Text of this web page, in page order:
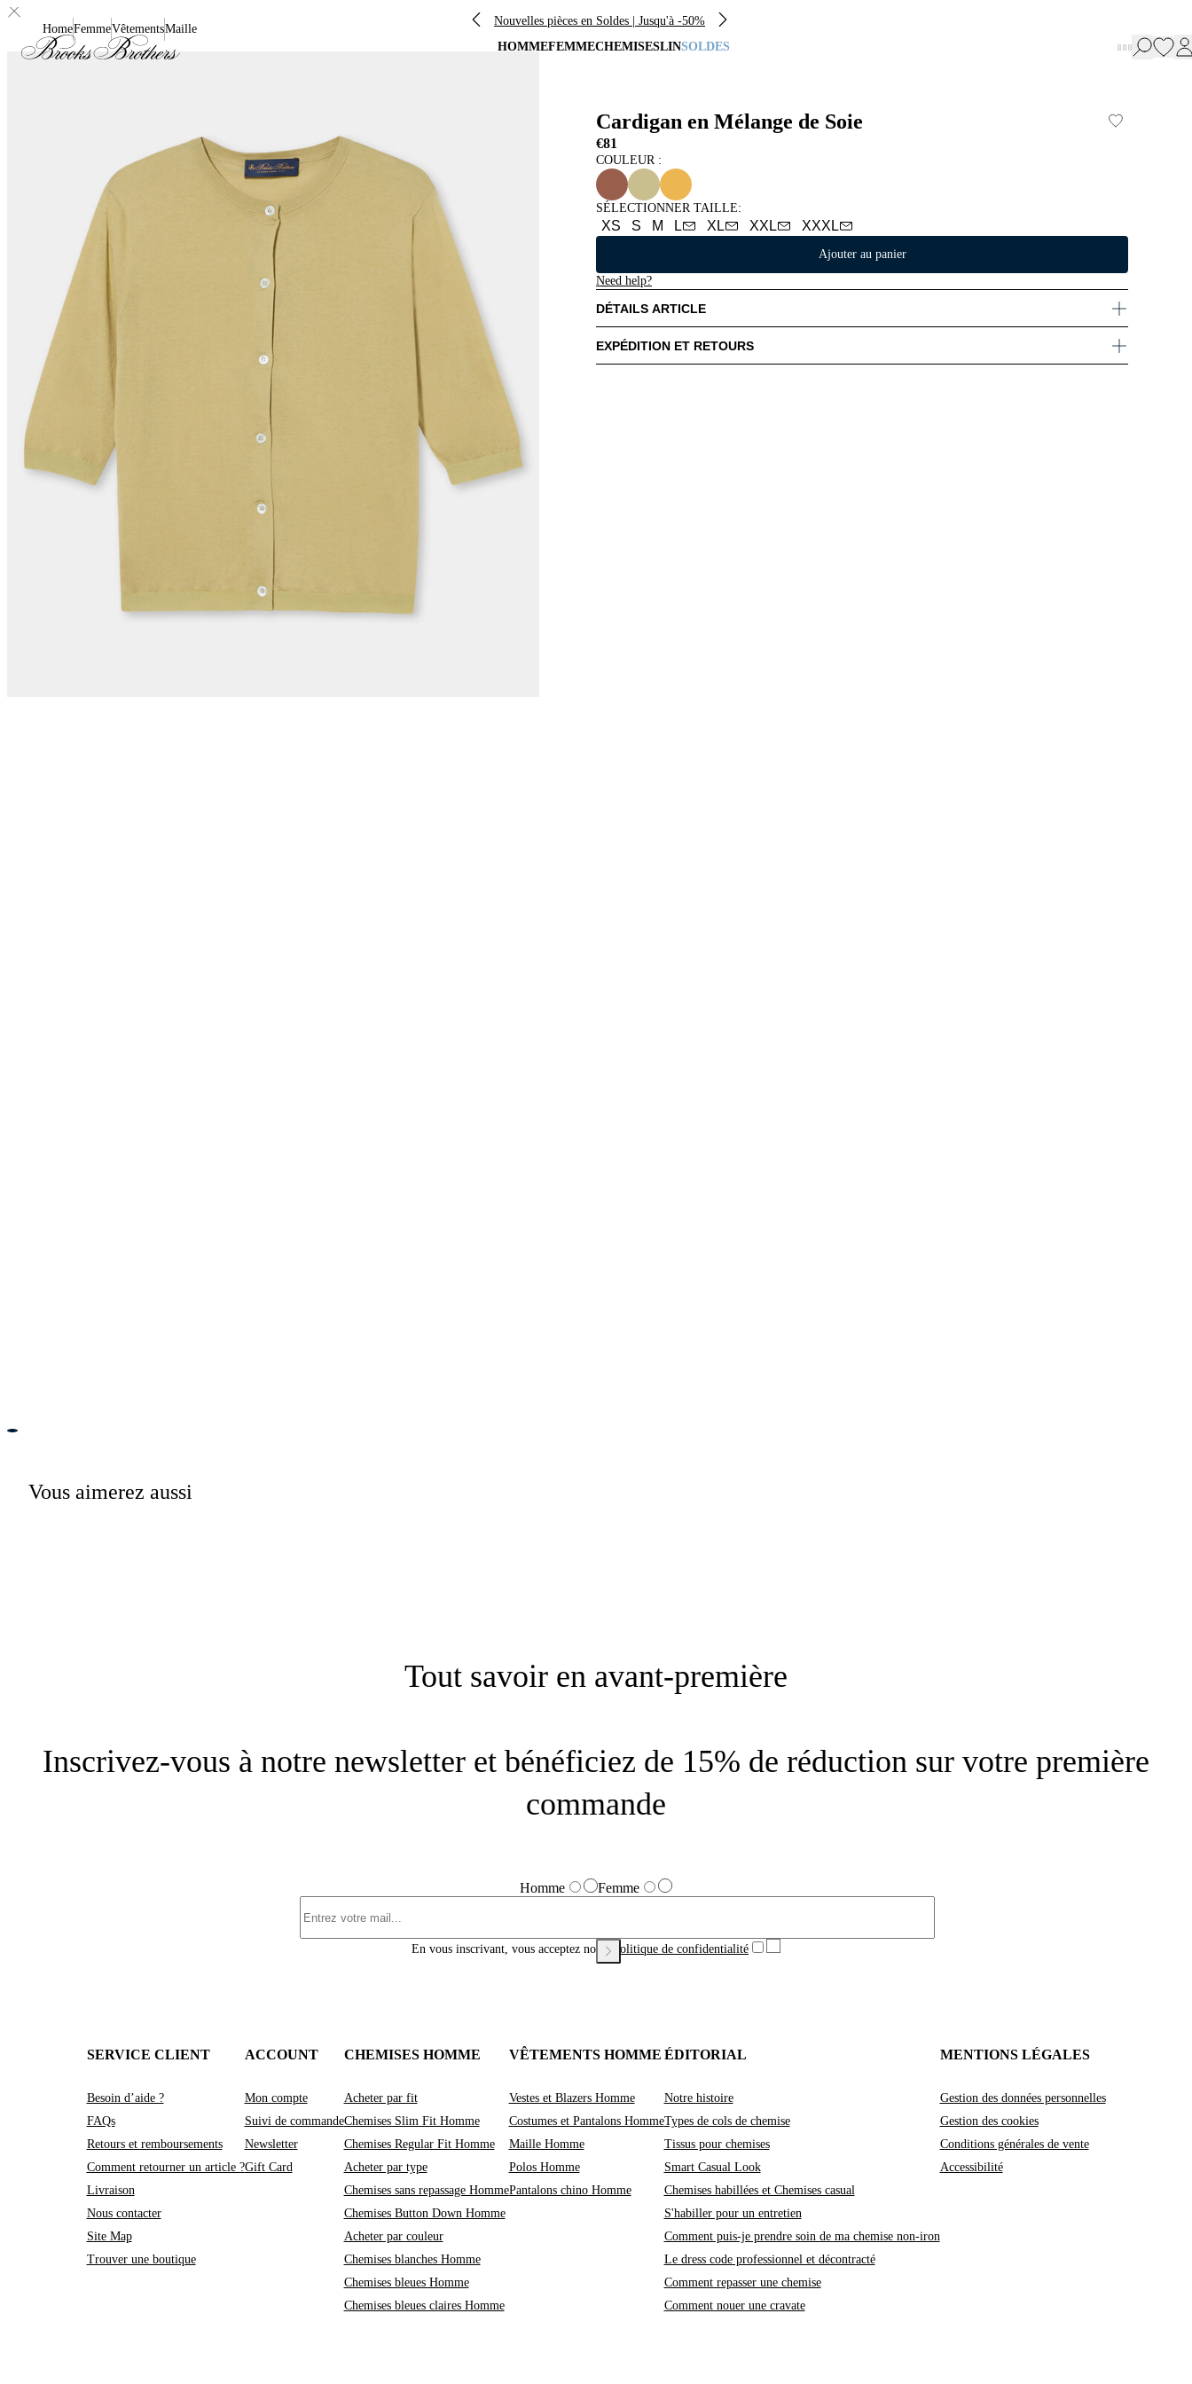
Nouvelles pièces en Soldes | Jusqu'à -50%
HOMMEFEMMECHEMISESLINSOLDES
HomeFemmeVêtementsMaille
Cardigan en Mélange de Soie
€81
COULEUR :
SÉLECTIONNER TAILLE:
XS S M L XL XXL XXXL
Ajouter au panier
Need help?
DÉTAILS ARTICLE
EXPÉDITION ET RETOURS
Vous aimerez aussi
Tout savoir en avant-première
Inscrivez-vous à notre newsletter et bénéficiez de 15% de réduction sur votre première
commande
Homme Femme
En vous inscrivant, vous acceptez notre Politique de confidentialité
SERVICE CLIENT
Besoin d’aide ?
FAQs
Retours et remboursements
Comment retourner un article ?
Livraison
Nous contacter
Site Map
Trouver une boutique
ACCOUNT
Mon compte
Suivi de commande
Newsletter
Gift Card
CHEMISES HOMME
Acheter par fit
Chemises Slim Fit Homme
Chemises Regular Fit Homme
Acheter par type
Chemises sans repassage Homme
Chemises Button Down Homme
Acheter par couleur
Chemises blanches Homme
Chemises bleues Homme
Chemises bleues claires Homme
VÊTEMENTS HOMME
Vestes et Blazers Homme
Costumes et Pantalons Homme
Maille Homme
Polos Homme
Pantalons chino Homme
ÉDITORIAL
Notre histoire
Types de cols de chemise
Tissus pour chemises
Smart Casual Look
Chemises habillées et Chemises casual
S'habiller pour un entretien
Comment puis-je prendre soin de ma chemise non-iron
Le dress code professionnel et décontracté
Comment repasser une chemise
Comment nouer une cravate
MENTIONS LÉGALES
Gestion des données personnelles
Gestion des cookies
Conditions générales de vente
Accessibilité